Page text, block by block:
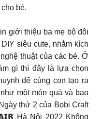
bé.
giới thiệu ba mẹ bộ đôi
siêu cute, nhằm kích
thuật của các bé. Ở
gì thì đây là lựa chọn
để cùng con tạo ra
một món quà và bao
thứ 2 của Bobi Craft
Hà Nội 2022 Không